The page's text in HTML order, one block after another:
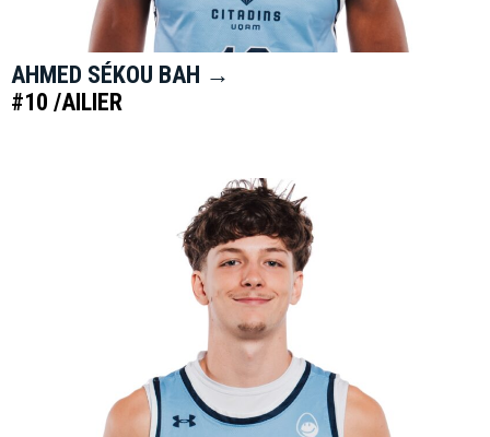
AHMED SÉKOU BAH →
#10 /AILIER